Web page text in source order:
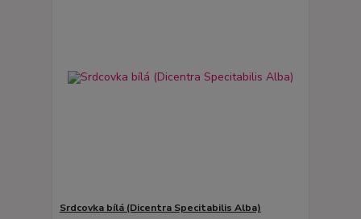
Srdcovka bílá (Dicentra Specitabilis Alba)